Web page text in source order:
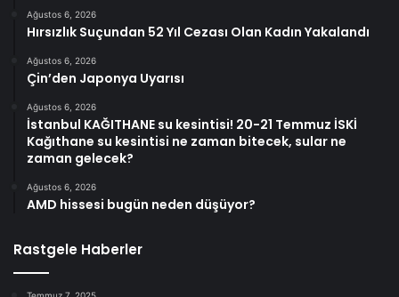
Ağustos 6, 2026
Hırsızlık Suçundan 52 Yıl Cezası Olan Kadın Yakalandı
Ağustos 6, 2026
Çin’den Japonya Uyarısı
Ağustos 6, 2026
İstanbul KAĞITHANE su kesintisi! 20-21 Temmuz İSKİ
Kağıthane su kesintisi ne zaman bitecek, sular ne
zaman gelecek?
Ağustos 6, 2026
AMD hissesi bugün neden düşüyor?
Rastgele Haberler